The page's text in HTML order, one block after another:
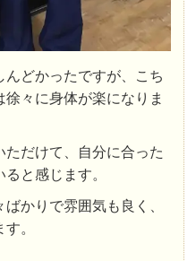
どかったですが、こち
々に身体が楽になりま
だけて、自分に合った
と感じます。
かりで雰囲気も良く、
。